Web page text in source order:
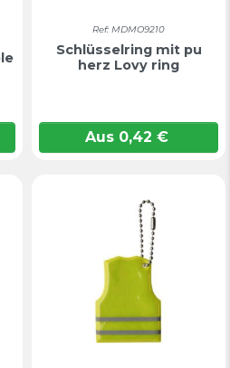
Gelb ORANGE
Ref: MDMO9210
Schlüsselring mit pu
herz Lovy ring
Aus0,42 €